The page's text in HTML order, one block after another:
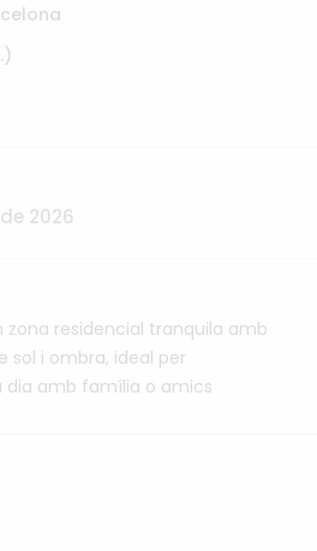
2026
zona residencial tranquila amb
sol i ombra, ideal per
dia amb família o amics